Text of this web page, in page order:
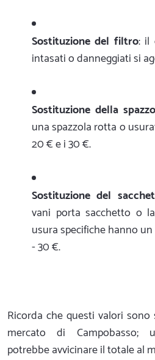
Sostituzione del filtro: il
intasati o danneggiati si
Sostituzione della
una spazzola rotta o
20 € e i 30 €.
Sostituzione del
vani porta sacchetto o
usura specifiche hanno
- 30 €.
Ricorda che questi valori
mercato di Campobasso;
potrebbe avvicinare il totale al